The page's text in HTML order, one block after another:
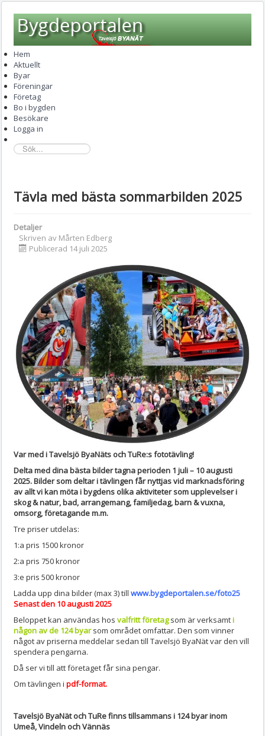
Hem
Aktuellt
Byar
Föreningar
Företag
Bo i bygden
Besökare
Logga in
sök...
Tävla med bästa sommarbilden 2025
Detaljer
Skriven av Mårten Edberg
Publicerad 14 juli 2025
Var med i Tavelsjö ByaNäts och TuRe:s fototävling!
Delta med dina bästa bilder tagna perioden 1 juli – 10 augusti
2025. Bilder som deltar i tävlingen får nyttjas vid marknadsföring
av allt vi kan möta i bygdens olika aktiviteter som upplevelser i
skog & natur, bad, arrangemang, familjedag, barn & vuxna,
omsorg, företagande m.m.
Tre priser utdelas:
1:a pris 1500 kronor
2:a pris 750 kronor
3:e pris 500 kronor
Ladda upp dina bilder (max 3) till www.bygdeportalen.se/foto25
Senast den 10 augusti 2025
Beloppet kan användas hos valfritt företagsom är verksamti
någon av de 124 byarsom området omfattar. Den som vinner
något av priserna meddelar sedan till Tavelsjö ByaNät var den vill
spendera pengarna.
Då ser vi till att företaget får sina pengar.
Om tävlingen i pdf-format.
Tavelsjö ByaNät och TuRe finns tillsammans i 124 byar inom
Umeå, Vindeln och Vännäs